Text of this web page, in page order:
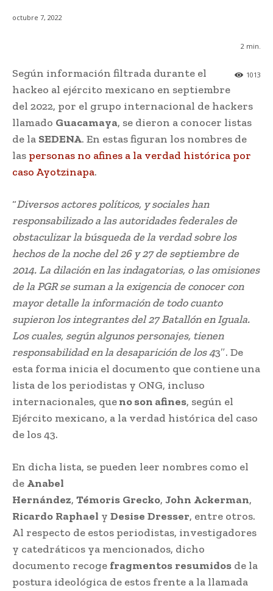
octubre 7, 2022
2 min.
1013
Según información filtrada durante el
hackeo al ejército mexicano en septiembre
del 2022, por el grupo internacional de hackers
llamado Guacamaya, se dieron a conocer listas
de la SEDENA. En estas figuran los nombres de
las personas no afines a la verdad histórica por
caso Ayotzinapa.
“Diversos actores políticos, y sociales han
responsabilizado a las autoridades federales de
obstaculizar la búsqueda de la verdad sobre los
hechos de la noche del 26 y 27 de septiembre de
2014. La dilación en las indagatorias, o las omisiones
de la PGR se suman a la exigencia de conocer con
mayor detalle la información de todo cuanto
supieron los integrantes del 27 Batallón en Iguala.
Los cuales, según algunos personajes, tienen
responsabilidad en la desaparición de los 43″. De
esta forma inicia el documento que contiene una
lista de los periodistas y ONG, incluso
internacionales, queno son afines, según el
Ejército mexicano, a la verdad histórica del caso
de los 43.
En dicha lista, se pueden leer nombres como el
de Anabel
Hernández, Témoris Grecko, John Ackerman,
Ricardo Raphael y Desise Dresser, entre otros.
Al respecto de estos periodistas, investigadores
y catedráticos ya mencionados, dicho
documento recoge fragmentos resumidos de la
postura ideológica de estos frente a la llamada